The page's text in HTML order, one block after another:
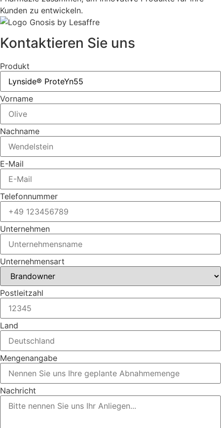
Kunden zu entwickeln.
Kontaktieren Sie uns
Produkt
Vorname
Nachname
E-Mail
Telefonnummer
Unternehmen
Unternehmensart
Postleitzahl
Land
Mengenangabe
Nachricht